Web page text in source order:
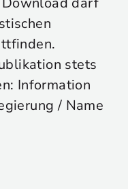
stets
Information
/ Name